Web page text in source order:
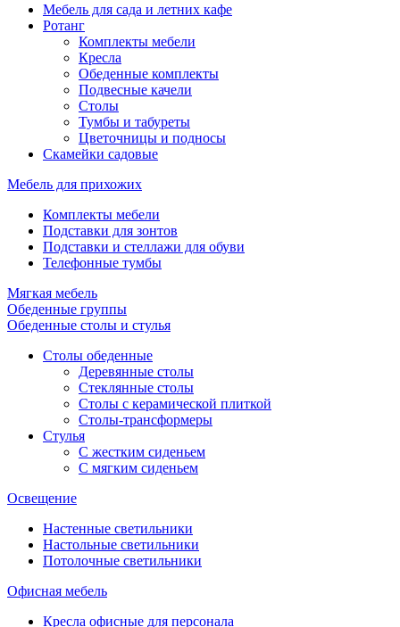
Мебель для сада и летних кафе
Ротанг
Комплекты мебели
Кресла
Обеденные комплекты
Подвесные качели
Столы
Тумбы и табуреты
Цветочницы и подносы
Скамейки садовые
Мебель для прихожих
Комплекты мебели
Подставки для зонтов
Подставки и стеллажи для обуви
Телефонные тумбы
Мягкая мебель
Обеденные группы
Обеденные столы и стулья
Столы обеденные
Деревянные столы
Стеклянные столы
Столы с керамической плиткой
Столы-трансформеры
Стулья
С жестким сиденьем
С мягким сиденьем
Освещение
Настенные светильники
Настольные светильники
Потолочные светильники
Офисная мебель
Кресла офисные для персонала